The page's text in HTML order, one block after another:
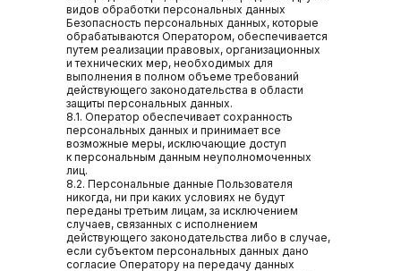
видов обработки персональных данных
Безопасность персональных данных, которые
обрабатываются Оператором, обеспечивается
путем реализации правовых, организационных
и технических мер, необходимых для
выполнения в полном объеме требований
действующего законодательства в области
защиты персональных данных.
8.1. Оператор обеспечивает сохранность
персональных данных и принимает все
возможные меры, исключающие доступ
к персональным данным неуполномоченных
лиц.
8.2. Персональные данные Пользователя
никогда, ни при каких условиях не будут
переданы третьим лицам, за исключением
случаев, связанных с исполнением
действующего законодательства либо в случае,
если субъектом персональных данных дано
согласие Оператору на передачу данных